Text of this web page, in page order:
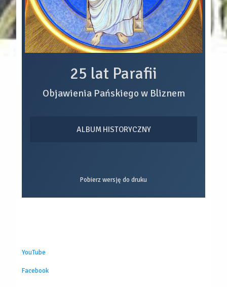
25 lat Parafii
Objawienia Pańskiego w Bliznem
ALBUM HISTORYCZNY
Pobierz wersję do druku
YouTube
Facebook